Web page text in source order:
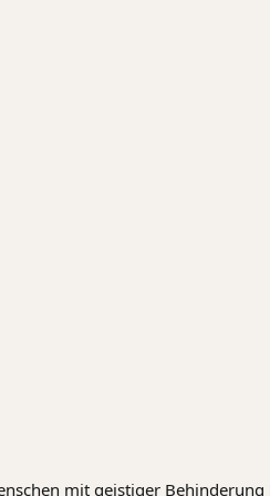
mit geistiger Behinderung